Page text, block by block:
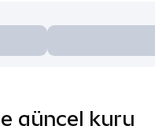
güncel kuru